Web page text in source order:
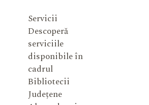
Servicii
Descoperă
serviciile
disponibile în
cadrul
Bibliotecii
Județene